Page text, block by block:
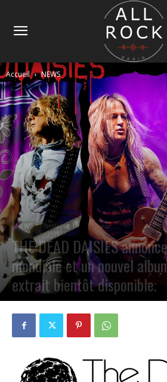
Accueil NEWS
NEWS Tendance
THE DEAD DAISIES
mondiale et un nouvel
extrait bientôt disponible.
PAR PETE CIRCLE 3 MAI 2024 0